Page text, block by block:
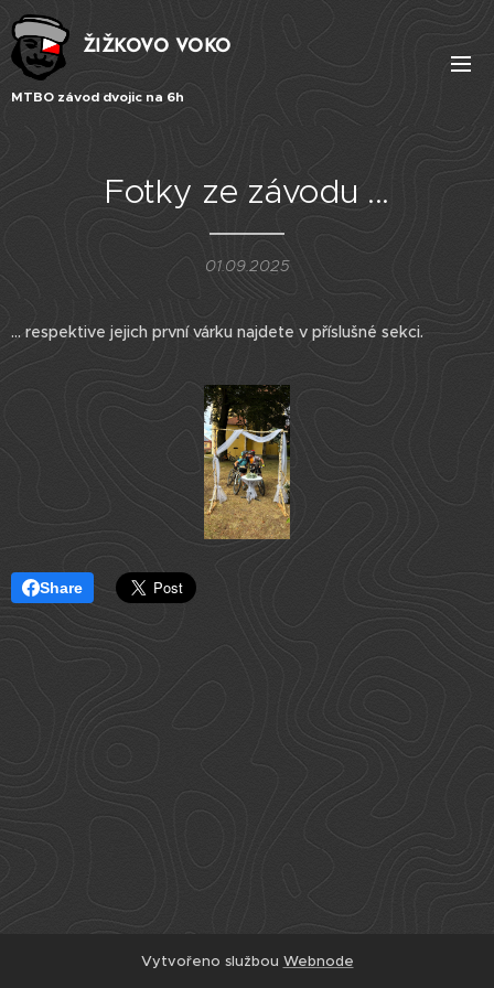
ŽIŽKOVO VOKO
MTBO závod dvojic na 6h
Fotky ze závodu ...
01.09.2025
... respektive jejich první várku najdete v příslušné sekci.
Share
Vytvořeno službou Webnode